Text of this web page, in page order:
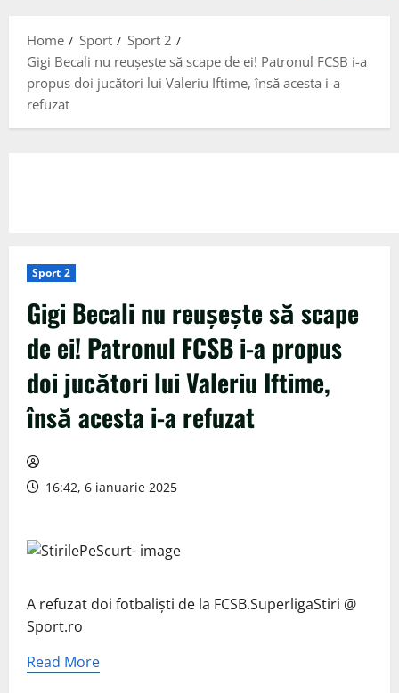
Home Sport
Sport 2
Gigi Becali nu reușește să scape de ei! Patronul FCSB i-a
propus doi jucători lui Valeriu Iftime, însă acesta i-a
refuzat
Sport 2
Gigi Becali nu reușește să scape
de ei! Patronul FCSB i-a propus
doi jucători lui Valeriu Iftime,
însă acesta i-a refuzat
16:42, 6 ianuarie 2025
A refuzat doi fotbaliști de la FCSB.SuperligaStiri @
Sport.ro
Read More